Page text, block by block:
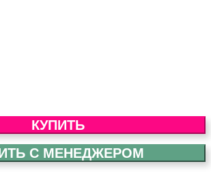
КУПИТЬ
С МЕНЕДЖЕРОМ